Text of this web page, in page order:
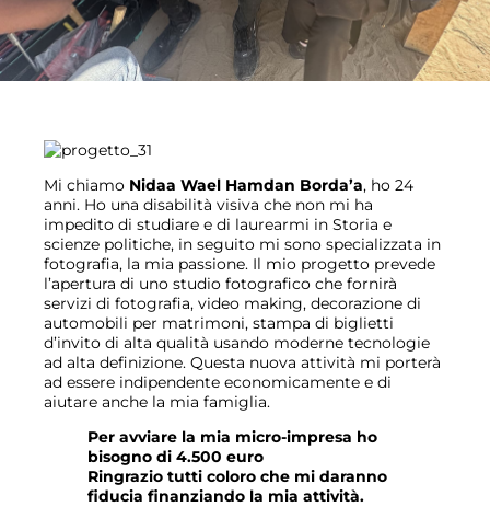
Mi chiamo Nidaa Wael Hamdan Borda’a, ho 24
anni. Ho una disabilità visiva che non mi ha
impedito di studiare e di laurearmi in Storia e
scienze politiche, in seguito mi sono specializzata in
fotografia, la mia passione. Il mio progetto prevede
l’apertura di uno studio fotografico che fornirà
servizi di fotografia, video making, decorazione di
automobili per matrimoni, stampa di biglietti
d’invito di alta qualità usando moderne tecnologie
ad alta definizione. Questa nuova attività mi porterà
ad essere indipendente economicamente e di
aiutare anche la mia famiglia.
Per avviare la mia micro-impresa ho
bisogno di 4.500 euro
Ringrazio tutti coloro che mi daranno
fiducia finanziando la mia attività.